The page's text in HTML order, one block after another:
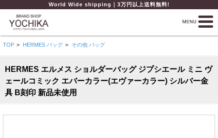
World Wide shipping｜3万円以上送料無料!
TOP > HERMES バッグ > その他 バッグ
HERMES エルメス ショルダーバッグ ジプシエール ミニ ヴ
ェールコミック エバーカラー(エヴァーカラー) シルバー金
具 B刻印 新品未使用